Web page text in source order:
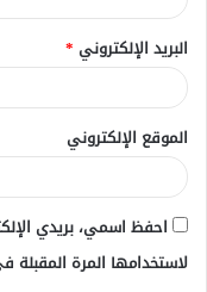
البريد الإلكتروني *
الموقع الإلكتروني
احفظ اسمي، بريدي
لاستخدامها المرة